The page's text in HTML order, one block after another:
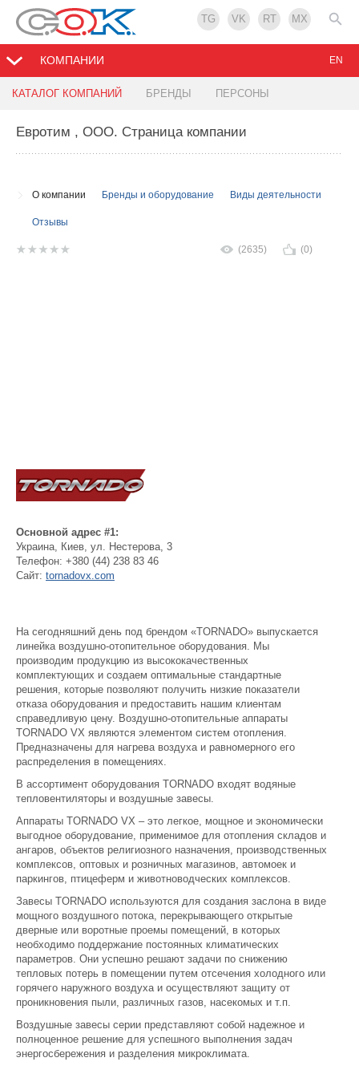
TG VK RT MX
КОМПАНИИ
КАТАЛОГ КОМПАНИЙ БРЕНДЫ ПЕРСОНЫ
EN
Евротим , ООО. Страница компании
О компании Бренды и оборудование Виды деятельности
Отзывы
(2635) (0)
Основной адрес #1:
Украина, Киев, ул. Нестерова, 3
Телефон: +380 (44) 238 83 46
Сайт: tornadovx.com
На сегодняшний день под брендом «TORNADO» выпускается
линейка воздушно-отопительное оборудования. Мы
производим продукцию из высококачественных
комплектующих и создаем оптимальные стандартные
решения, которые позволяют получить низкие показатели
отказа оборудования и предоставить нашим клиентам
справедливую цену. Воздушно-отопительные аппараты
TORNADO VX являются элементом систем отопления.
Предназначены для нагрева воздуха и равномерного его
распределения в помещениях.
В ассортимент оборудования TORNADO входят водяные
тепловентиляторы и воздушные завесы.
Аппараты TORNADO VX – это легкое, мощное и экономически
выгодное оборудование, применимое для отопления складов и
ангаров, объектов религиозного назначения, производственных
комплексов, оптовых и розничных магазинов, автомоек и
паркингов, птицеферм и животноводческих комплексов.
Завесы TORNADO используются для создания заслона в виде
мощного воздушного потока, перекрывающего открытые
дверные или воротные проемы помещений, в которых
необходимо поддержание постоянных климатических
параметров. Они успешно решают задачи по снижению
тепловых потерь в помещении путем отсечения холодного или
горячего наружного воздуха и осуществляют защиту от
проникновения пыли, различных газов, насекомых и т.п.
Воздушные завесы серии представляют собой надежное и
полноценное решение для успешного выполнения задач
энергосбережения и разделения микроклимата.